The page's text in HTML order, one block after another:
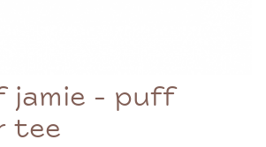
jamie - puff
tee